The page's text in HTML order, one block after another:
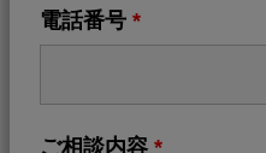
電話番号 *
ご相談内容 *